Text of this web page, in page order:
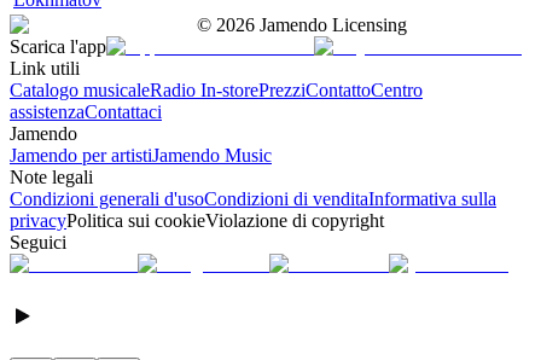
© 2026 Jamendo Licensing
Scarica l'app
Link utili
Catalogo musicaleRadio In-storePrezziContattoCentro
assistenzaContattaci
Jamendo
Jamendo per artistiJamendo Music
Note legali
Condizioni generali d'usoCondizioni di venditaInformativa sulla
privacyPolitica sui cookieViolazione di copyright
Seguici